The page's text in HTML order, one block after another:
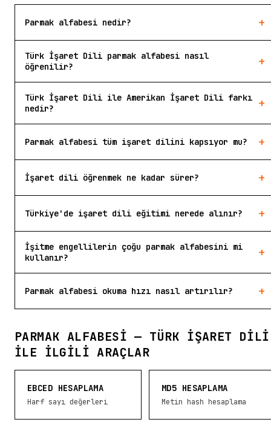
Parmak alfabesi nedir? +
Türk İşaret Dili parmak alfabesi nasıl
öğrenilir?
+
Türk İşaret Dili ile Amerikan İşaret Dili farkı
nedir?
+
Parmak alfabesi tüm işaret dilini kapsıyor mu? +
İşaret dili öğrenmek ne kadar sürer? +
Türkiye'de işaret dili eğitimi nerede alınır? +
İşitme engellilerin çoğu parmak alfabesini mi
kullanır?
+
Parmak alfabesi okuma hızı nasıl artırılır? +
PARMAK ALFABESI — TÜRK İŞARET DILI
ILE İLGILI ARAÇLAR
EBCED HESAPLAMA
Harf sayı değerleri
MD5 HESAPLAMA
Metin hash hesaplama